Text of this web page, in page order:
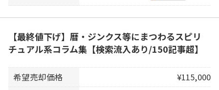
【最終値下げ】暦・ジンクス等にまつわるスピリ
チュアル系コラム集【検索流入あり/150記事超】
希望売却価格
¥115,000